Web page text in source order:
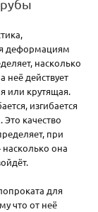
деформациям
насколько
неё действует
или крутящая.
изгибается
качество
при
она
для
что от неё